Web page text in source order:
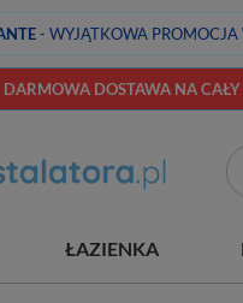
- WYJĄTKOWA
DARMOWA DOSTAWA NA
ŁAZIENKA